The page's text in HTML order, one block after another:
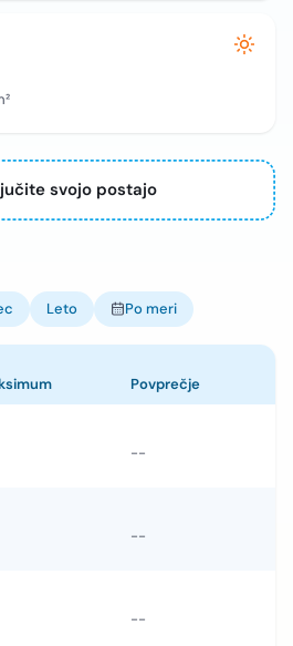
svojo postajo
Leto Po meri
Povprečje
--
--
--